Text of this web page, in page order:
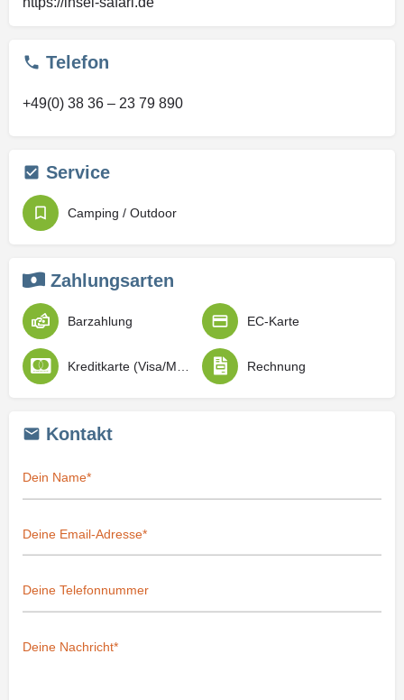
Telefon
+49(0) 38 36 – 23 79 890
Service
Camping / Outdoor
Zahlungsarten
Barzahlung EC-Karte
Rechnung
Kontakt